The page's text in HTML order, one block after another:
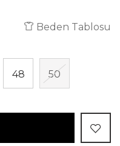
Beden Tablosu
48 50